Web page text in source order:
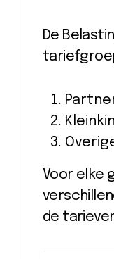
De
Voor elke
de